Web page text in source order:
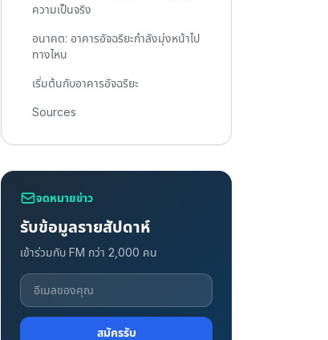
ความเป็นจริง
อนาคต: อาคารอัจฉริยะกำลังมุ่งหน้าไป
ทางไหน
เริ่มต้นกับอาคารอัจฉริยะ
Sources
จดหมายข่าว
รับข้อมูลรายสัปดาห์
เข้าร่วมกับ FM กว่า 2,000 คน
สมัครรับ